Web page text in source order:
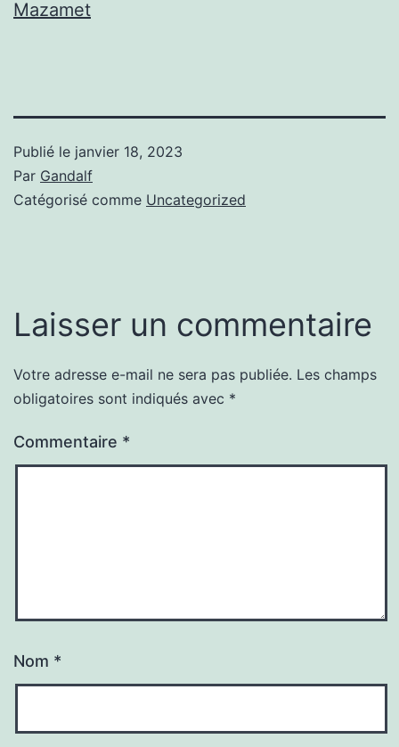
Mazamet
Publié le janvier 18, 2023
Par Gandalf
Catégorisé comme Uncategorized
Laisser un commentaire
Votre adresse e-mail ne sera pas publiée. Les champs
obligatoires sont indiqués avec *
Commentaire *
Nom *